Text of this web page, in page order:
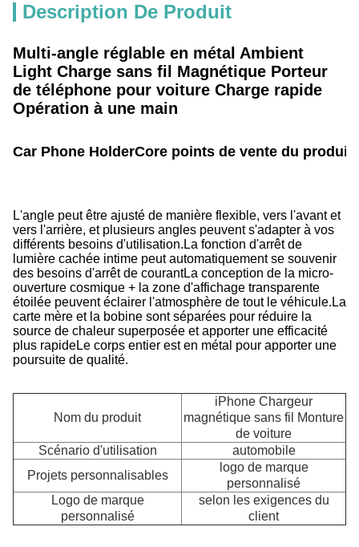
Description De Produit
Multi-angle réglable en métal Ambient
Light Charge sans fil Magnétique Porteur
de téléphone pour voiture Charge rapide
Opération à une main
Car Phone HolderCore points de vente du produit:
L'angle peut être ajusté de manière flexible, vers l'avant et
vers l'arrière, et plusieurs angles peuvent s'adapter à vos
différents besoins d'utilisation.La fonction d'arrêt de
lumière cachée intime peut automatiquement se souvenir
des besoins d'arrêt de courantLa conception de la micro-
ouverture cosmique + la zone d'affichage transparente
étoilée peuvent éclairer l'atmosphère de tout le véhicule.La
carte mère et la bobine sont séparées pour réduire la
source de chaleur superposée et apporter une efficacité
plus rapideLe corps entier est en métal pour apporter une
poursuite de qualité.
Nom du produit
iPhone Chargeur
magnétique sans fil Monture
de voiture
Scénario d'utilisation
automobile
Projets personnalisables
logo de marque
personnalisé
Logo de marque
personnalisé
selon les exigences du
client